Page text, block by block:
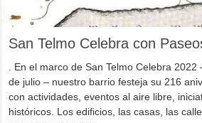
San Telmo Celebra con
. En el marco de San Telmo Celebra
de julio – nuestro barrio festeja su 216
con actividades, eventos al aire libre,
históricos. Los edificios, las casas, las